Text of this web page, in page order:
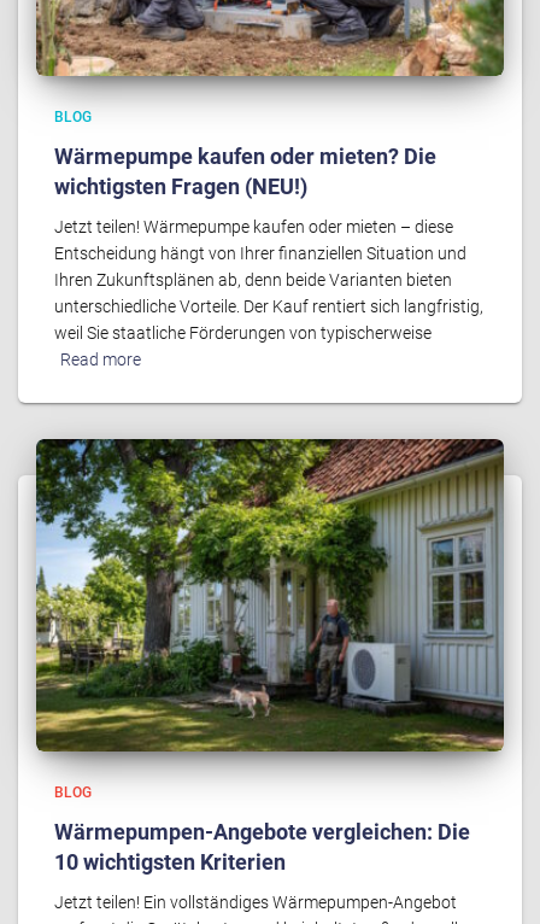
BLOG
Wärmepumpe kaufen oder mieten? Die
wichtigsten Fragen (NEU!)
Jetzt teilen! Wärmepumpe kaufen oder mieten – diese
Entscheidung hängt von Ihrer finanziellen Situation und
Ihren Zukunftsplänen ab, denn beide Varianten bieten
unterschiedliche Vorteile. Der Kauf rentiert sich langfristig,
weil Sie staatliche Förderungen von typischerweise
Read more
BLOG
Wärmepumpen-Angebote vergleichen: Die
10 wichtigsten Kriterien
Jetzt teilen! Ein vollständiges Wärmepumpen-Angebot